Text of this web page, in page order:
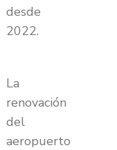
desde
2022.
La
renovación
del
aeropuerto